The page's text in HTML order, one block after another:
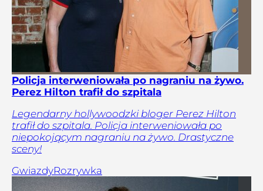
Policja interweniowała po nagraniu na żywo.
Perez Hilton trafił do szpitala
Legendarny hollywoodzki bloger Perez Hilton
trafił do szpitala. Policja interweniowała po
niepokojącym nagraniu na żywo. Drastyczne
sceny!
GwiazdyRozrywka